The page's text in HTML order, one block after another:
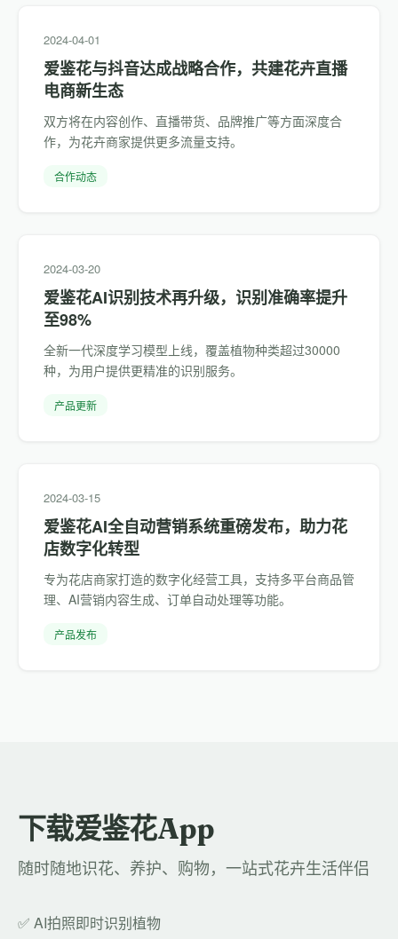
2024-04-01
爱鉴花与抖音达成战略合作，共建花卉直播
电商新生态
双方将在内容创作、直播带货、品牌推广等方面深度合
作，为花卉商家提供更多流量支持。
合作动态
2024-03-20
爱鉴花AI识别技术再升级，识别准确率提升
至98%
全新一代深度学习模型上线，覆盖植物种类超过30000
种，为用户提供更精准的识别服务。
产品更新
2024-03-15
爱鉴花AI全自动营销系统重磅发布，助力花
店数字化转型
专为花店商家打造的数字化经营工具，支持多平台商品管
理、AI营销内容生成、订单自动处理等功能。
产品发布
下载爱鉴花App
随时随地识花、养护、购物，一站式花卉生活伴侣
✅ AI拍照即时识别植物